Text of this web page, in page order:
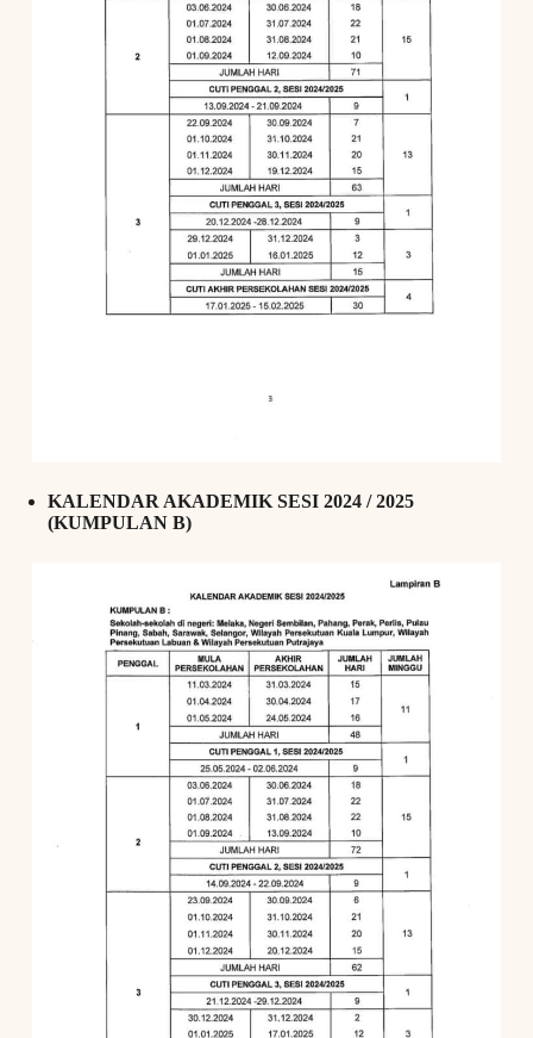
KALENDAR AKADEMIK SESI 2024 / 2025
(KUMPULAN B)